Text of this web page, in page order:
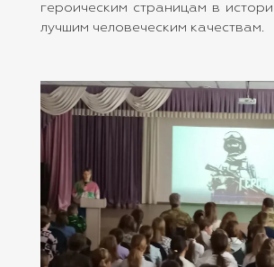
героическим страницам в
лучшим человеческим качествам.